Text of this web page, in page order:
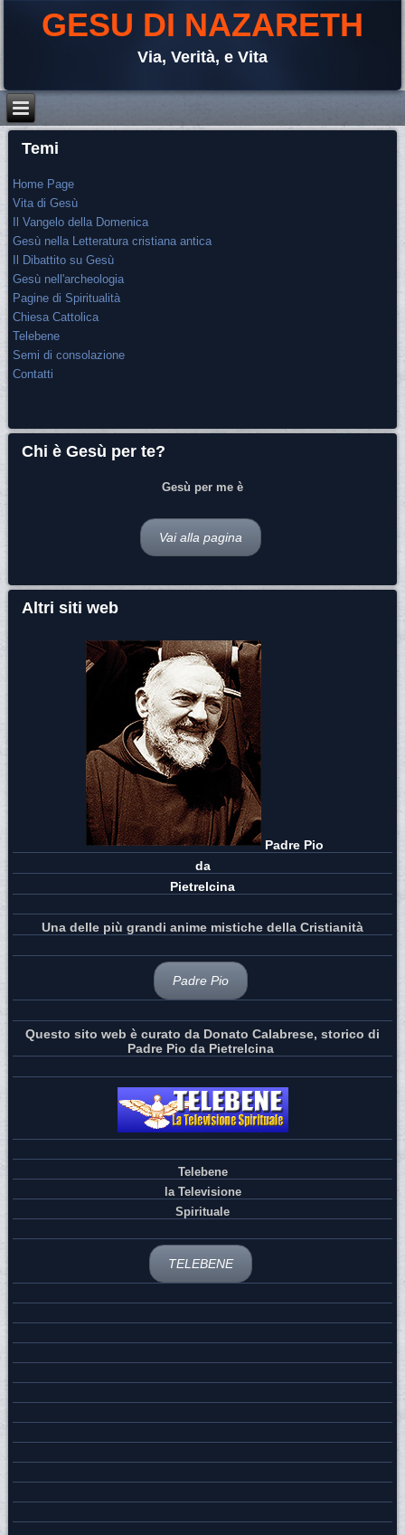
GESU DI NAZARETH
Via, Verità, e Vita
Temi
Home Page
Vita di Gesù
Il Vangelo della Domenica
Gesù nella Letteratura cristiana antica
Il Dibattito su Gesù
Gesù nell'archeologia
Pagine di Spiritualità
Chiesa Cattolica
Telebene
Semi di consolazione
Contatti
Chi è Gesù per te?
Gesù per me è
Vai alla pagina
Altri siti web
Padre Pio
da
Pietrelcina
Una delle più grandi anime mistiche della Cristianità
Padre Pio
Questo sito web è curato da Donato Calabrese, storico di
Padre Pio da Pietrelcina
Telebene
la Televisione
Spirituale
TELEBENE